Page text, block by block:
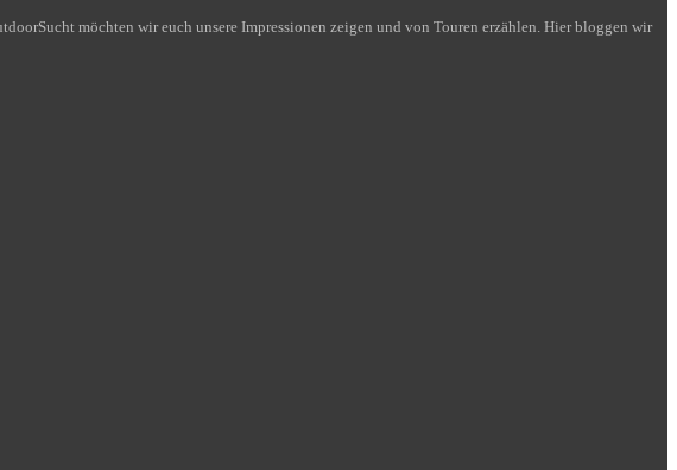
möchten wir euch unsere Impressionen zeigen und von Touren erzählen. Hier bloggen wir